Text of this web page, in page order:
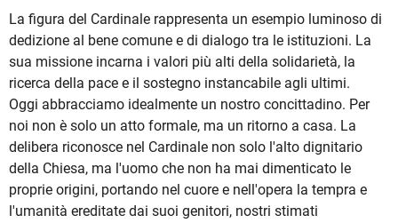
La figura del Cardinale rappresenta un esempio luminoso di
dedizione al bene comune e di dialogo tra le istituzioni. La
sua missione incarna i valori più alti della solidarietà, la
ricerca della pace e il sostegno instancabile agli ultimi.
Oggi abbracciamo idealmente un nostro concittadino. Per
noi non è solo un atto formale, ma un ritorno a casa. La
delibera riconosce nel Cardinale non solo l'alto dignitario
della Chiesa, ma l'uomo che non ha mai dimenticato le
proprie origini, portando nel cuore e nell'opera la tempra e
l'umanità ereditate dai suoi genitori, nostri stimati